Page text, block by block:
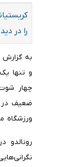
را در
چهار
ضعیف در
ورزشگاه